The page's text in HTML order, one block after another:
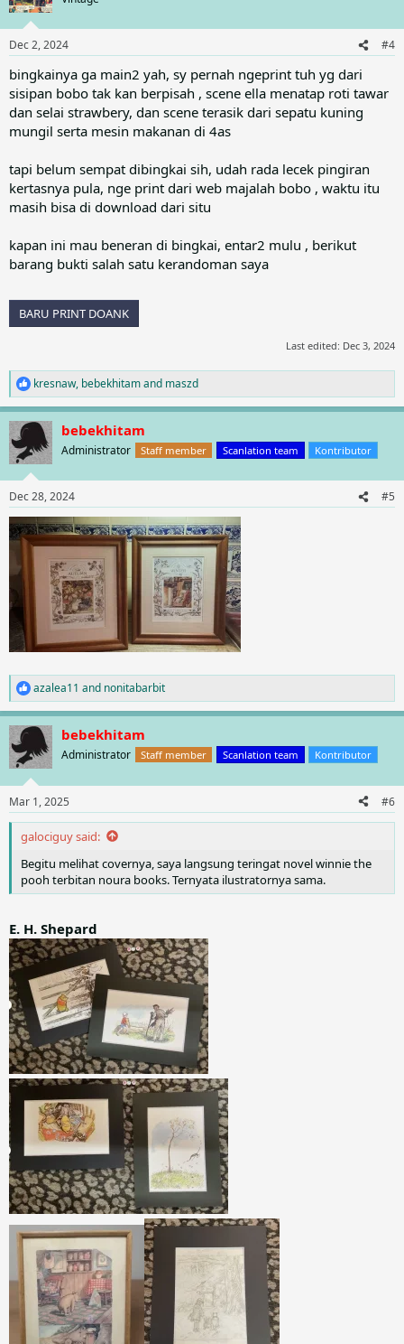
i
n
s
Dec 2, 2024 #4
bingkainya ga main2 yah, sy pernah ngeprint tuh yg dari
sisipan bobo tak kan berpisah , scene ella menatap roti tawar
dan selai strawbery, dan scene terasik dari sepatu kuning
mungil serta mesin makanan di 4as
tapi belum sempat dibingkai sih, udah rada lecek pingiran
kertasnya pula, nge print dari web majalah bobo , waktu itu
masih bisa di download dari situ
kapan ini mau beneran di bingkai, entar2 mulu , berikut
barang bukti salah satu kerandoman saya
BARU PRINT DOANK
Last edited: Dec 3, 2024
R
e
a
c
t
i
n
s
:
kresnaw, bebekhitamand maszd
bebekhitam
Administrator Staff member Scanlation team Kontributor
Dec 28, 2024 #5
R
e
a
c
t
i
n
s
:
azalea11 and nonitabarbit
bebekhitam
Administrator Staff member Scanlation team Kontributor
Mar 1, 2025 #6
galociguy said:
Begitu melihat covernya, saya langsung teringat novel winnie the
pooh terbitan noura books. Ternyata ilustratornya sama.
E. H. Shepard